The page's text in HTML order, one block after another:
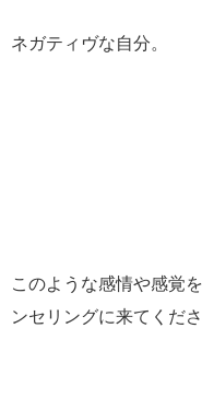
ネガティヴな自分。
このような感情や感覚
ンセリングに来てくだ